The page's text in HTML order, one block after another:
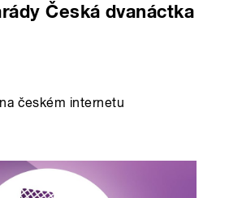
Česká dvanáctka
českém internetu